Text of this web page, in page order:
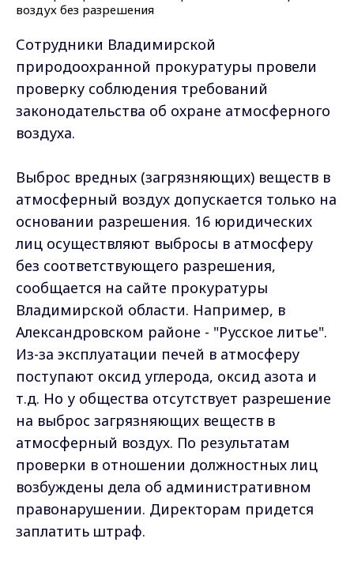
Сотрудники Владимирской
природоохранной прокуратуры провели
проверку соблюдения требований
законодательства об охране атмосферного
воздуха.
Выброс вредных (загрязняющих) веществ в
атмосферный воздух допускается только на
основании разрешения. 16 юридических
лиц осуществляют выбросы в атмосферу
без соответствующего разрешения,
сообщается на сайте прокуратуры
Владимирской области. Например, в
Александровском районе - "Русское литье".
Из-за эксплуатации печей в атмосферу
поступают оксид углерода, оксид азота и
т.д. Но у общества отсутствует разрешение
на выброс загрязняющих веществ в
атмосферный воздух. По результатам
проверки в отношении должностных лиц
возбуждены дела об административном
правонарушении. Директорам придется
заплатить штраф.